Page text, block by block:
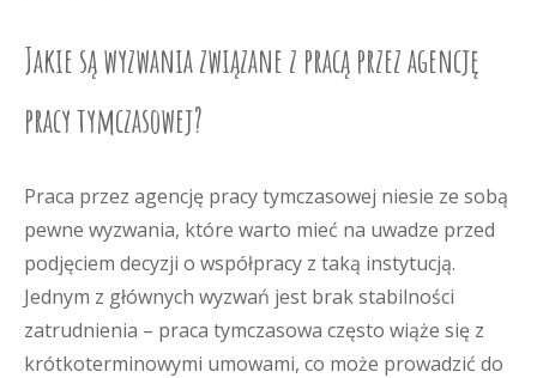
Jakie są wyzwania związane z pracą przez agencję
pracy tymczasowej?
Praca przez agencję pracy tymczasowej niesie ze sobą
pewne wyzwania, które warto mieć na uwadze przed
podjęciem decyzji o współpracy z taką instytucją.
Jednym z głównych wyzwań jest brak stabilności
zatrudnienia – praca tymczasowa często wiąże się z
krótkoterminowymi umowami, co może prowadzić do